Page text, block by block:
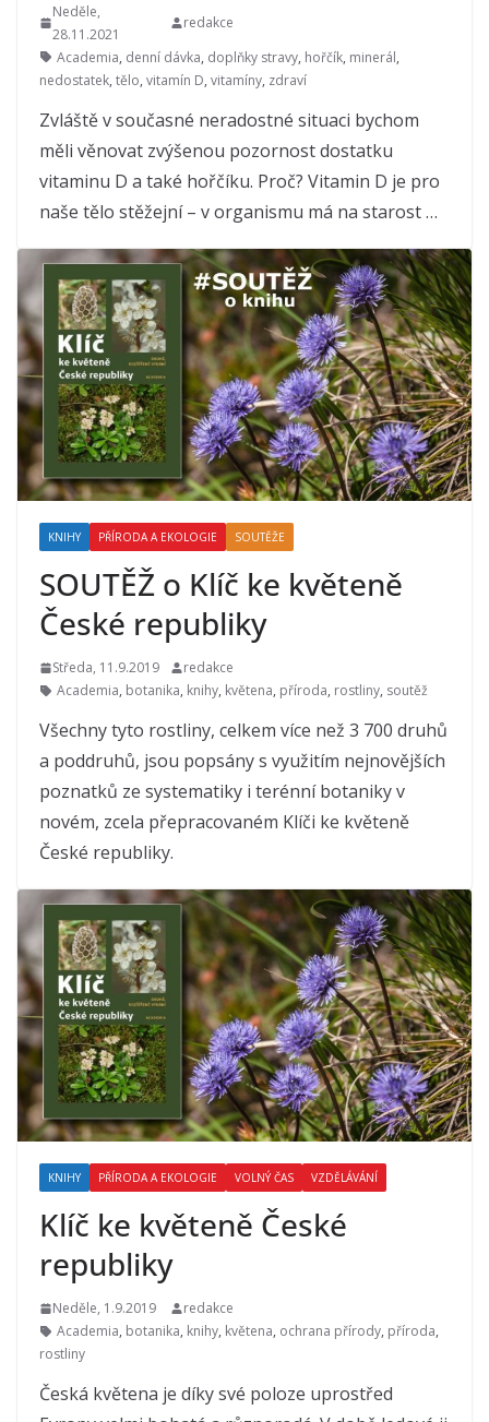
Neděle,
28.11.2021
redakce
Academia, denní dávka, doplňky stravy, hořčík, minerál,
nedostatek, tělo, vitamín D, vitamíny, zdraví
Zvláště v současné neradostné situaci bychom
měli věnovat zvýšenou pozornost dostatku
vitaminu D a také hořčíku. Proč? Vitamin D je pro
naše tělo stěžejní – v organismu má na starost …
KNIHY PŘÍRODA A EKOLOGIE SOUTĚŽE
SOUTĚŽ o Klíč ke květeně
České republiky
Středa, 11.9.2019
redakce
Academia, botanika, knihy, květena, příroda, rostliny, soutěž
Všechny tyto rostliny, celkem více než 3 700 druhů
a poddruhů, jsou popsány s využitím nejnovějších
poznatků ze systematiky i terénní botaniky v
novém, zcela přepracovaném Klíči ke květeně
České republiky.
KNIHY PŘÍRODA A EKOLOGIE VOLNÝ ČAS VZDĚLÁVÁNÍ
Klíč ke květeně České
republiky
Neděle, 1.9.2019
redakce
Academia, botanika, knihy, květena, ochrana přírody, příroda,
rostliny
Česká květena je díky své poloze uprostřed